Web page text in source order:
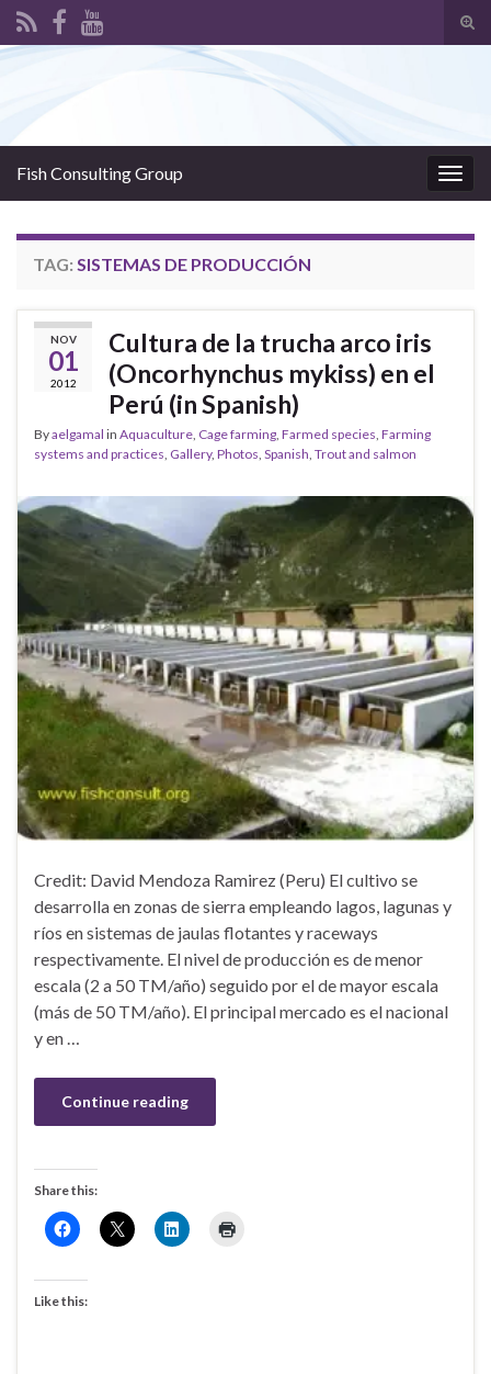
Fish Consulting Group
TAG: SISTEMAS DE PRODUCCIÓN
NOV
01
2012
Cultura de la trucha arco iris
(Oncorhynchus mykiss) en el
Perú (in Spanish)
Byaelgamal in Aquaculture, Cage farming, Farmed species, Farming
systems and practices, Gallery, Photos, Spanish, Trout and salmon
Credit: David Mendoza Ramirez (Peru) El cultivo se
desarrolla en zonas de sierra empleando lagos, lagunas y
ríos en sistemas de jaulas flotantes y raceways
respectivamente. El nivel de producción es de menor
escala (2 a 50 TM/año) seguido por el de mayor escala
(más de 50 TM/año). El principal mercado es el nacional
y en …
Continue reading
Share this:
Like this: